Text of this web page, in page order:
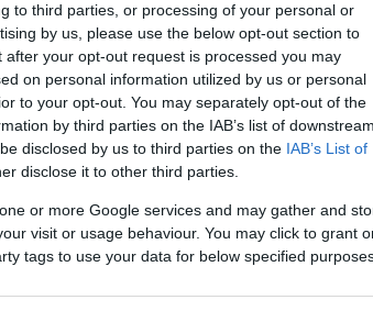
to third parties, or processing of your personal or
by us, please use the below opt-out section to
your opt-out request is processed you may
on personal information utilized by us or personal
to your opt-out. You may separately opt-out of the
by third parties on the IAB’s list of downstream
disclosed by us to third parties on the IAB’s List of
disclose it to other third parties.
or more Google services and may gather and
visit or usage behaviour. You may click to grant
tags to use your data for below specified
in servizio all’inizio del
Farnborough Air Show a partire
dietro un paywall, ma
Wizz Air.